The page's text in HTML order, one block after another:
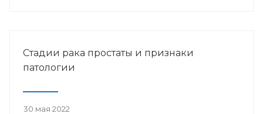
Стадии рака простаты и признаки
патологии
30 мая 2022